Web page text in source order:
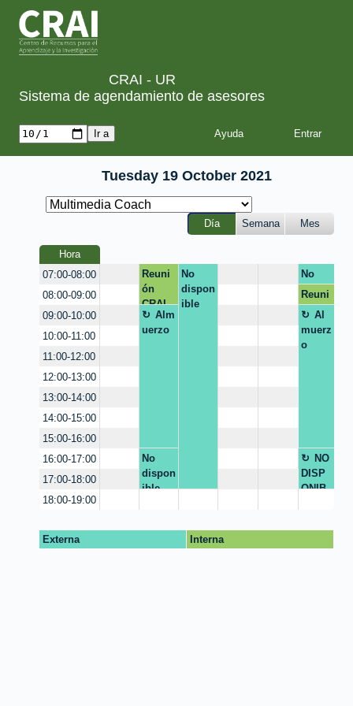
CRAI - UR
Sistema de agendamiento de asesores
Ayuda
Tuesday 19 October 2021
Día Semana Mes
Hora
07:00-08:00
Reuni
ón
CRAI
No
dispon
ible
No
dispo
nible
08:00-09:00
Reuni
ón
09:00-10:00
Alm
uerzo
Al
muerz
o
10:00-11:00
11:00-12:00
12:00-13:00
13:00-14:00
14:00-15:00
15:00-16:00
16:00-17:00
No
dispon
ible
NO
DISP
ONIB
17:00-18:00
18:00-19:00
Externa Interna